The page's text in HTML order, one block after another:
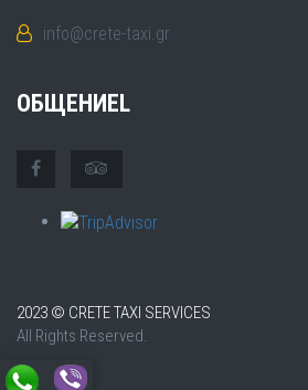
info@crete-taxi.gr
ОБЩЕНИЕL
2023 © CRETE TAXI SERVICES
All Rights Reserved.